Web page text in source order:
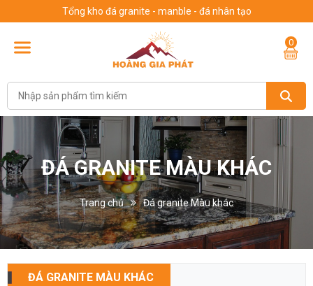
Tổng kho đá granite - manble - đá nhân tạo
0
ĐÁ GRANITE MÀU KHÁC
Trang chủ Đá granite Màu khác
ĐÁ GRANITE MÀU KHÁC